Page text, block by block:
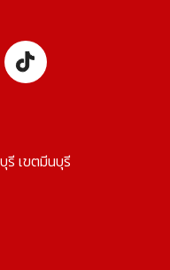
รี เขตมีนบุรี